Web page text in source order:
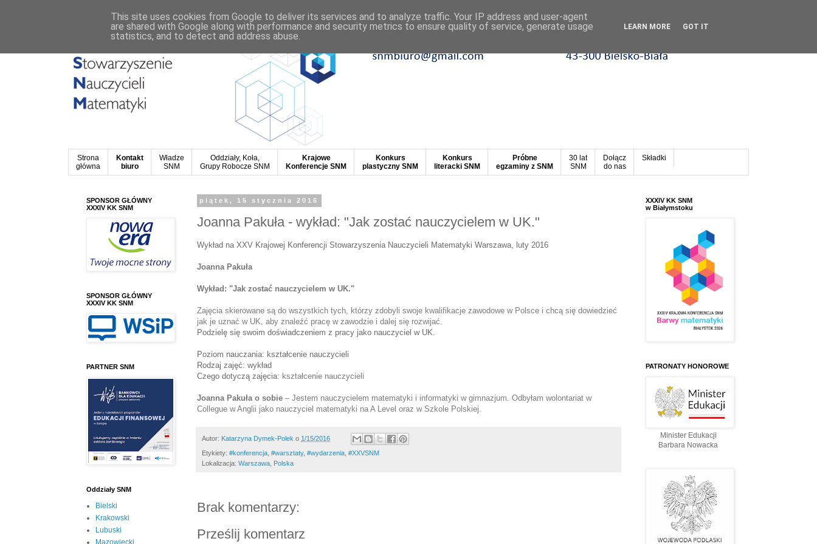
Strona
główna
Kontakt
biuro
Władze
SNM
Oddziały, Koła,
Grupy Robocze SNM
Krajowe
Konferencje SNM
Konkurs
plastyczny SNM
Konkurs
literacki SNM
Próbne
egzaminy z SNM
30 lat
SNM
Dołącz
do nas
Składki
piątek, 15 stycznia 2016
Joanna Pakuła - wykład: "Jak zostać nauczycielem w UK."
Wykład na XXV Krajowej Konferencji Stowarzyszenia Nauczycieli Matematyki Warszawa, luty 2016
Joanna Pakuła
Wykład: "Jak zostać nauczycielem w UK."
Zajęcia skierowane są do wszystkich tych, którzy zdobyli swoje kwalifikacje zawodowe w Polsce i chcą się dowiedzieć
jak je uznać w UK, aby znaleźć pracę w zawodzie i dalej się rozwijać.
Podzielę się swoim doświadczeniem z pracy jako nauczyciel w UK.
Poziom nauczania: kształcenie nauczycieli
Rodzaj zajęć: wykład
Czego dotyczą zajęcia: kształcenie nauczycieli
Joanna Pakuła o sobie – Jestem nauczycielem matematyki i informatyki w gimnazjum. Odbyłam wolontariat w
Collegue w Anglii jako nauczyciel matematyki na A Level oraz w Szkole Polskiej.
Autor: Katarzyna Dymek-Polek o 1/15/2016
Etykiety: #konferencja, #warsztaty, #wydarzenia, #XXVSNM
Lokalizacja: Warszawa, Polska
Brak komentarzy:
Prześlij komentarz
SPONSOR GŁÓWNY
XXXIV KK SNM
SPONSOR GŁÓWNY
XXXIV KK SNM
PARTNER SNM
Oddziały SNM
Bielski
Krakowski
Lubuski
XXXIV KK SNM
w Białymstoku
PATRONATY HONOROWE
Minister Edukacji
Barbara Nowacka
This site uses cookies from Google to deliver its services and to analyze traffic. Your IP address and user-agent
are shared with Google along with performance and security metrics to ensure quality of service, generate usage
statistics, and to detect and address abuse.
LEARN MORE GOT IT